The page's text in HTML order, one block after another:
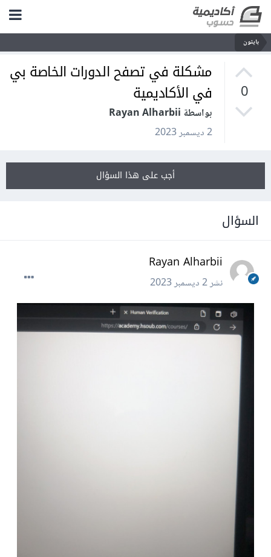
بايثون
0
مشكلة في تصفح الدورات الخاصة بي
في الأكاديمية
بواسطة Rayan Alharbii
2 ديسمبر 2023
أجب على هذا السؤال
السؤال
Rayan Alharbii
نشر2 ديسمبر 2023